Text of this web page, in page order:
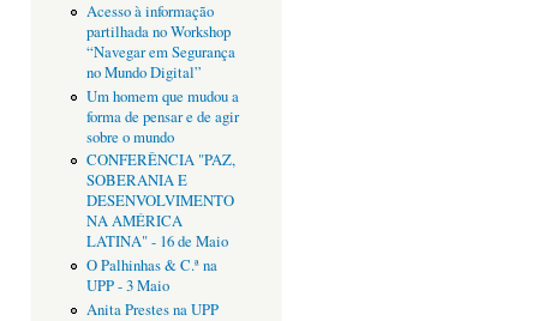
Acesso à informação
partilhada no Workshop
“Navegar em Segurança
no Mundo Digital”
Um homem que mudou a
forma de pensar e de agir
sobre o mundo
CONFERÊNCIA "PAZ,
SOBERANIA E
DESENVOLVIMENTO
NA AMÉRICA
LATINA" - 16 de Maio
O Palhinhas & C.ª na
UPP - 3 Maio
Anita Prestes na UPP